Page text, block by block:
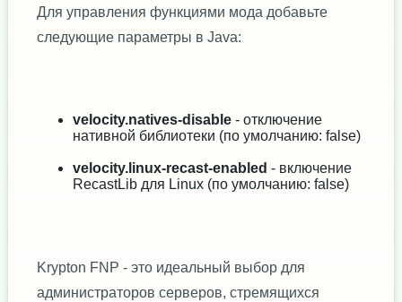
Для управления функциями мода добавьте
следующие параметры в Java:
velocity.natives-disable - отключение
нативной библиотеки (по умолчанию: false)
velocity.linux-recast-enabled - включение
RecastLib для Linux (по умолчанию: false)
Krypton FNP - это идеальный выбор для
администраторов серверов, стремящихся